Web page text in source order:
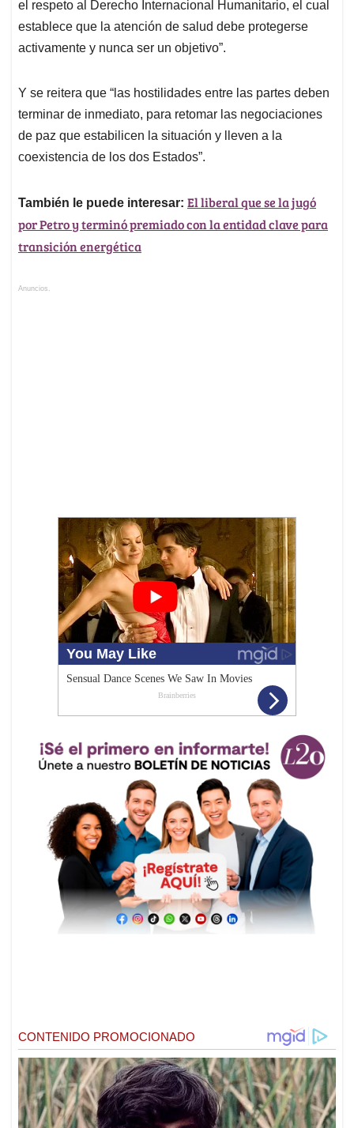
el respeto al Derecho Internacional Humanitario, el cual
establece que la atención de salud debe protegerse
activamente y nunca ser un objetivo”.
Y se reitera que “las hostilidades entre las partes deben
terminar de inmediato, para retomar las negociaciones
de paz que estabilicen la situación y lleven a la
coexistencia de los dos Estados”.
También le puede interesar: El liberal que se la jugó
por Petro y terminó premiado con la entidad clave para
transición energética
Anuncios.